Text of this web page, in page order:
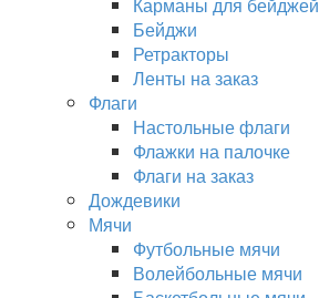
Бейджи
Ретракторы
Ленты на заказ
Флаги
Настольные флаги
Флажки на палочке
Флаги на заказ
Дождевики
Мячи
Футбольные мячи
Волейбольные мячи